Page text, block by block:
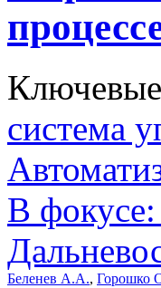
система
В
Беленев А.А., Горошко